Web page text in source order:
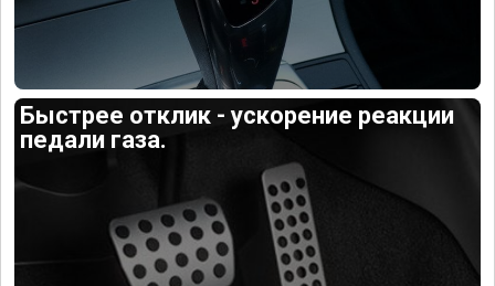
Быстрее отклик - ускорение реакции
педали газа.